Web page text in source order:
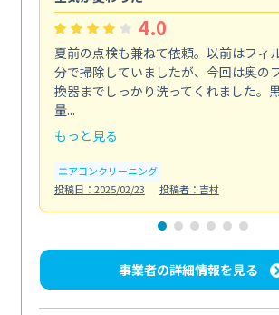
4.0
夏前の点検も兼ねて依頼。以前はフィ
分で掃除していましたが、今回は奥の
換器までしっかり洗ってくれました。
量...
もっと見る
エアコンクリーニング
投稿日：2025/02/23
投稿者：吉村
事業者の詳細情報を見る